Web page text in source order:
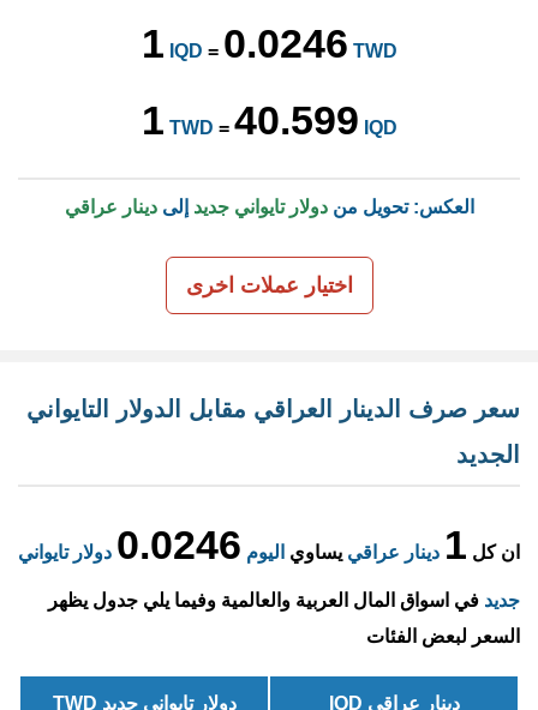
1 IQD = 0.0246 TWD
1 TWD = 40.599 IQD
العكس: تحويل مندولار تايواني جديد إلىدينار عراقي
اختيار عملات اخرى
سعر صرف الدينار العراقي مقابل الدولار التايواني
الجديد
ان كل 1 دينار عراقي يساوي اليوم 0.0246 دولار تايواني
جديد في اسواق المال العربية والعالمية وفيما يلي جدول يظهر
السعر لبعض الفئات
دينار عراقي IQD دولار تايواني جديد TWD